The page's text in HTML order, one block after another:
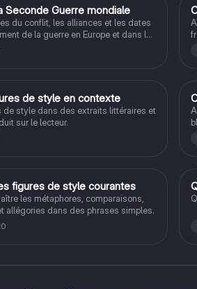
Seconde Guerre mondiale
du conflit, les alliances et les dates
de la guerre en Europe et dans le
de style en contexte
de style dans des extraits littéraires et
sur le lecteur.
figures de style courantes
les métaphores, comparaisons,
allégories dans des phrases simples.
0